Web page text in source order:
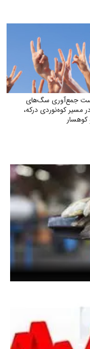
جمع‌آوری سگ‌های
مسیر کوه‌نوردی درکه،
کوهسار